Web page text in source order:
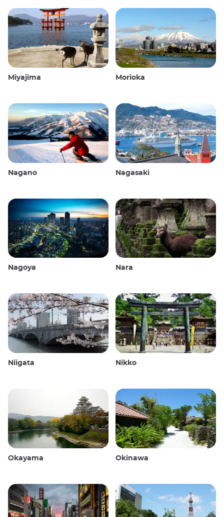
Miyajima Morioka
Nagano Nagasaki
Nagoya Nara
Niigata Nikko
Okayama Okinawa